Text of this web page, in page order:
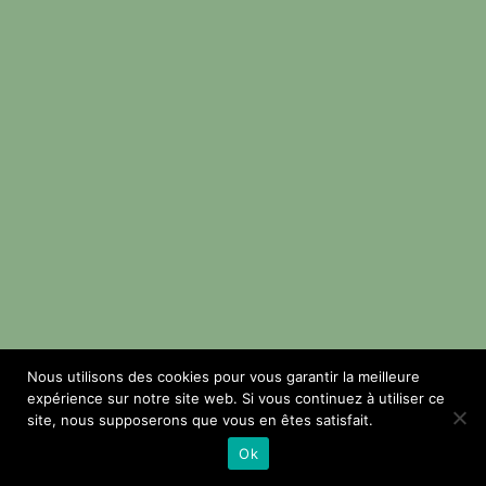
Nous utilisons des cookies pour vous garantir la meilleure
expérience sur notre site web. Si vous continuez à utiliser ce
site, nous supposerons que vous en êtes satisfait.
Ok